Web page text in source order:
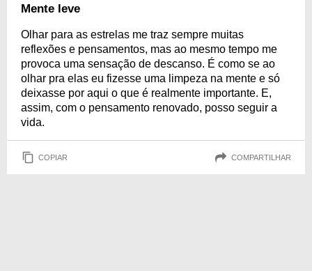
Mente leve
Olhar para as estrelas me traz sempre muitas
reflexões e pensamentos, mas ao mesmo tempo me
provoca uma sensação de descanso. É como se ao
olhar pra elas eu fizesse uma limpeza na mente e só
deixasse por aqui o que é realmente importante. E,
assim, com o pensamento renovado, posso seguir a
vida.
COPIAR COMPARTILHAR